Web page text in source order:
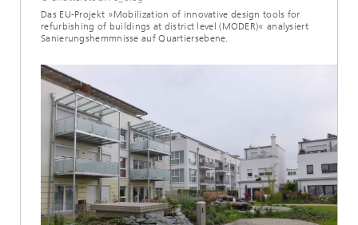
Das EU-Projekt »Mobilization of innovative design tools for
refurbishing of buildings at district level (MODER)« analysiert
Sanierungshemmnisse auf Quartiersebene.